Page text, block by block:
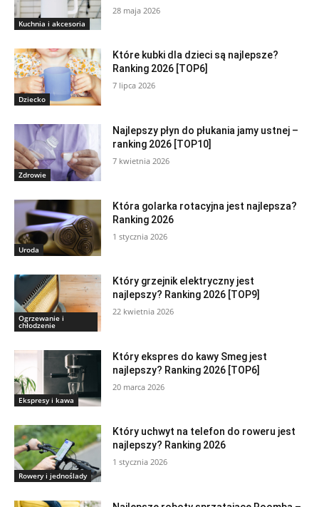
Kuchnia i akcesoria
28 maja 2026
Dziecko
Które kubki dla dzieci są najlepsze?
Ranking 2026 [TOP6]
7 lipca 2026
Zdrowie
Najlepszy płyn do płukania jamy ustnej –
ranking 2026 [TOP10]
7 kwietnia 2026
Uroda
Która golarka rotacyjna jest najlepsza?
Ranking 2026
1 stycznia 2026
Ogrzewanie i
chłodzenie
Który grzejnik elektryczny jest
najlepszy? Ranking 2026 [TOP9]
22 kwietnia 2026
Ekspresy i kawa
Który ekspres do kawy Smeg jest
najlepszy? Ranking 2026 [TOP6]
20 marca 2026
Rowery i jednoślady
Który uchwyt na telefon do roweru jest
najlepszy? Ranking 2026
1 stycznia 2026